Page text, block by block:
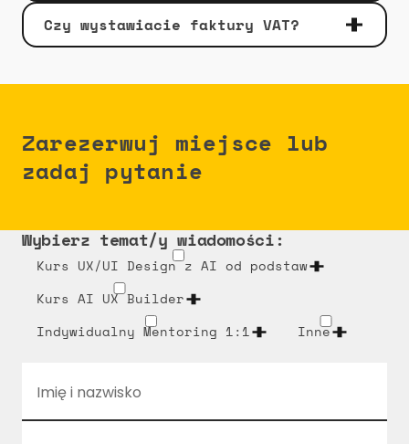
Czy wystawiacie faktury VAT?
Zarezerwuj miejsce lub
zadaj pytanie
Wybierz temat/y wiadomości:
Kurs UX/UI Design z AI od podstaw
Kurs AI UX Builder
Indywidualny Mentoring 1:1
Inne